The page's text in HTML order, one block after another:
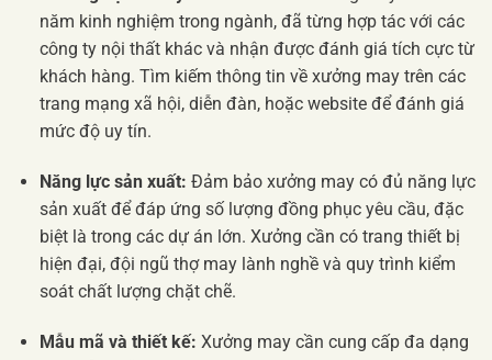
năm kinh nghiệm trong ngành, đã từng hợp tác với các
công ty nội thất khác và nhận được đánh giá tích cực từ
khách hàng. Tìm kiếm thông tin về xưởng may trên các
trang mạng xã hội, diễn đàn, hoặc website để đánh giá
mức độ uy tín.
Năng lực sản xuất: Đảm bảo xưởng may có đủ năng lực
sản xuất để đáp ứng số lượng đồng phục yêu cầu, đặc
biệt là trong các dự án lớn. Xưởng cần có trang thiết bị
hiện đại, đội ngũ thợ may lành nghề và quy trình kiểm
soát chất lượng chặt chẽ.
Mẫu mã và thiết kế: Xưởng may cần cung cấp đa dạng